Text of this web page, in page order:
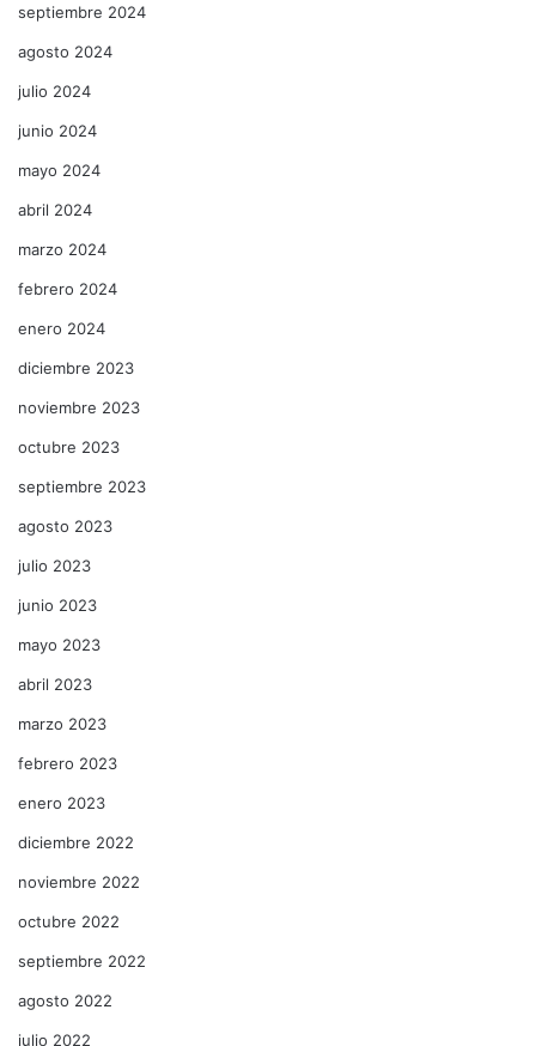
septiembre 2024
agosto 2024
julio 2024
junio 2024
mayo 2024
abril 2024
marzo 2024
febrero 2024
enero 2024
diciembre 2023
noviembre 2023
octubre 2023
septiembre 2023
agosto 2023
julio 2023
junio 2023
mayo 2023
abril 2023
marzo 2023
febrero 2023
enero 2023
diciembre 2022
noviembre 2022
octubre 2022
septiembre 2022
agosto 2022
julio 2022